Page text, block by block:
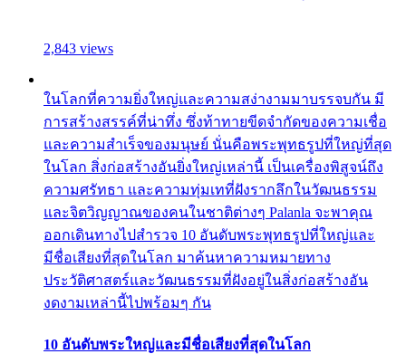
2,843 views
ในโลกที่ความยิ่งใหญ่และความสง่างามมาบรรจบกัน มี
การสร้างสรรค์ที่น่าทึ่ง ซึ่งท้าทายขีดจำกัดของความเชื่อ
และความสำเร็จของมนุษย์ นั่นคือพระพุทธรูปที่ใหญ่ที่สุด
ในโลก สิ่งก่อสร้างอันยิ่งใหญ่เหล่านี้ เป็นเครื่องพิสูจน์ถึง
ความศรัทธา และความทุ่มเทที่ฝังรากลึกในวัฒนธรรม
และจิตวิญญาณของคนในชาติต่างๆ Palanla จะพาคุณ
ออกเดินทางไปสำรวจ 10 อันดับพระพุทธรูปที่ใหญ่และ
มีชื่อเสียงที่สุดในโลก มาค้นหาความหมายทาง
ประวัติศาสตร์และวัฒนธรรมที่ฝังอยู่ในสิ่งก่อสร้างอัน
งดงามเหล่านี้ไปพร้อมๆ กัน
10 อันดับพระใหญ่และมีชื่อเสียงที่สุดในโลก